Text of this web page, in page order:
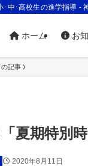
･中･高校生の進学指導 -
ホーム お
記事
夏期特別時
2020年8月11日